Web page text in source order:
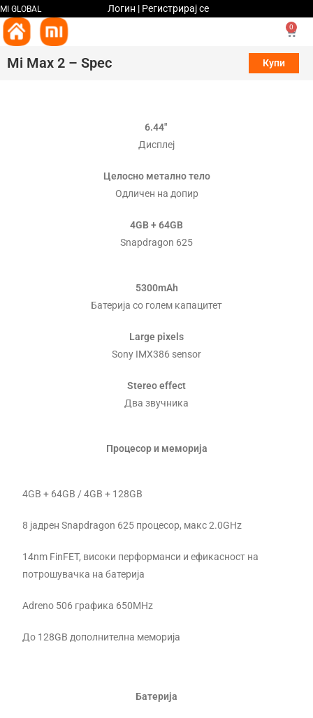
MI GLOBAL Логин | Регистрирај се
0
Mi Max 2 – Spec Купи
6.44″
Дисплеј
Целосно метално тело
Одличен на допир
4GB + 64GB
Snapdragon 625
5300mAh
Батерија со голем капацитет
Large pixels
Sony IMX386 sensor
Stereo effect
Два звучника
Процесор и меморија
4GB + 64GB / 4GB + 128GB
8 јадрен Snapdragon 625 процесор, макс 2.0GHz
14nm FinFET, високи перформанси и ефикасност на
потрошувачка на батерија
Adreno 506 графика 650MHz
До 128GB дополнителна меморија
Батерија